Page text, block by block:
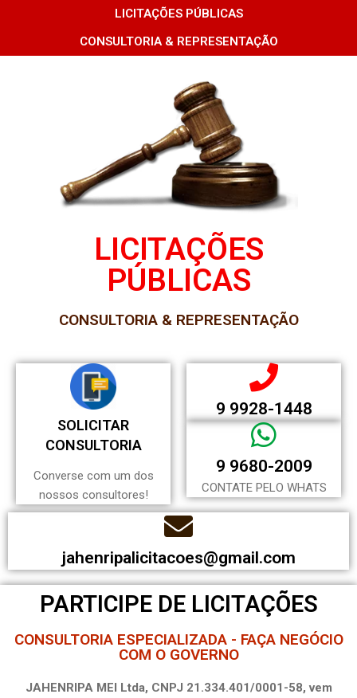
LICITAÇÕES PÚBLICAS
CONSULTORIA & REPRESENTAÇÃO
LICITAÇÕES
PÚBLICAS
CONSULTORIA & REPRESENTAÇÃO
SOLICITAR
CONSULTORIA
Converse com um dos
nossos consultores!
9 9928-1448
9 9680-2009
CONTATE PELO WHATS
jahenripalicitacoes@gmail.com
PARTICIPE DE LICITAÇÕES
CONSULTORIA ESPECIALIZADA - FAÇA NEGÓCIO
COM O GOVERNO
JAHENRIPA MEI Ltda, CNPJ 21.334.401/0001-58, vem